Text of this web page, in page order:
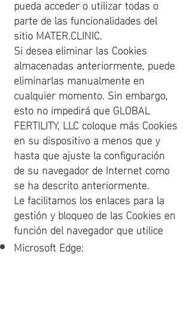
pueda acceder o utilizar todas o
parte de las funcionalidades del
sitio MATER.CLINIC.
Si desea eliminar las Cookies
almacenadas anteriormente, puede
eliminarlas manualmente en
cualquier momento. Sin embargo,
esto no impedirá que GLOBAL
FERTILITY, LLC coloque más Cookies
en su dispositivo a menos que y
hasta que ajuste la configuración
de su navegador de Internet como
se ha descrito anteriormente.
Le facilitamos los enlaces para la
gestión y bloqueo de las Cookies en
función del navegador que utilice
Microsoft Edge: